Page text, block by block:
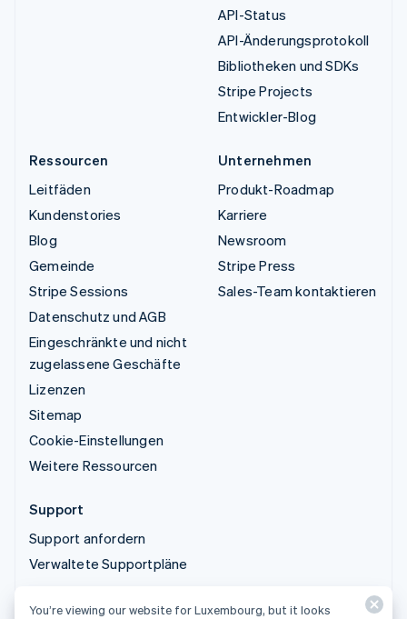
API-Status
API-Änderungsprotokoll
Bibliotheken und SDKs
Stripe Projects
Entwickler-Blog
Ressourcen
Leitfäden
Kundenstories
Blog
Gemeinde
Stripe Sessions
Datenschutz und AGB
Eingeschränkte und nicht
zugelassene Geschäfte
Lizenzen
Sitemap
Cookie-Einstellungen
Weitere Ressourcen
Unternehmen
Produkt-Roadmap
Karriere
Newsroom
Stripe Press
Sales-Team kontaktieren
Support
Support anfordern
Verwaltete Supportpläne
© 2026 Stripe, LLC
You’re viewing our website for Luxembourg, but it looks